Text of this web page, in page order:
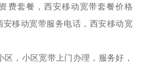
费套餐，西安移动宽带套餐价格
移动宽带服务电话，西安移动宽
，小区宽带上门办理，服务好，